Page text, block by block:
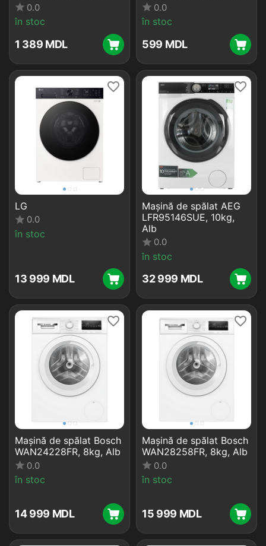
0.0
în stoc
1 389 MDL
0.0
în stoc
‍599‍ MDL
LG
0.0
în stoc
13 999 MDL
Mașină de spălat AEG
LFR95146SUE, 10kg,
Alb
0.0
în stoc
32 999 MDL
Mașină de spălat Bosch
WAN24228FR, 8kg, Alb
0.0
în stoc
14 999 MDL
Mașină de spălat Bosch
WAN28258FR, 8kg, Alb
0.0
în stoc
15 999 MDL